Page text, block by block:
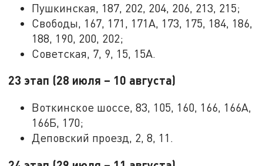
Пушкинская, 187, 202, 204, 206, 213, 215;
Свободы, 167, 171, 171А, 173, 175, 184, 186,
188, 190, 200, 202;
Советская, 7, 9, 15, 15А.
23 этап (28 июля – 10 августа)
Воткинское шоссе, 83, 105, 160, 166, 166А,
166Б, 170;
Деповский проезд, 2, 8, 11.